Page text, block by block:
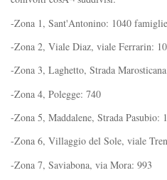
-Zona 1, Sant'Antonino: 1040 famiglie
-Zona 2, Viale Diaz, viale Ferrarin:
-Zona 3, Laghetto, Strada
-Zona 4, Polegge: 740
-Zona 5, Maddalene, Strada Pasubio:
-Zona 6, Villaggio del Sole, viale
-Zona 7, Saviabona, via Mora: 993